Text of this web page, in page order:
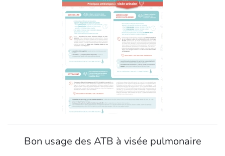
Bon usage des ATB à visée pulmonaire